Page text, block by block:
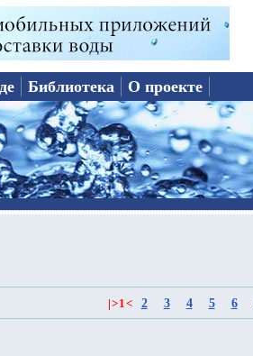
Библиотека О проекте
>1< 2 3 4 5 6